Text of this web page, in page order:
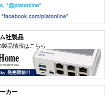
社製品
製品情報はこちら
カー